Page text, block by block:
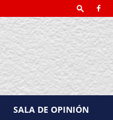
SALA DE OPINIÓN